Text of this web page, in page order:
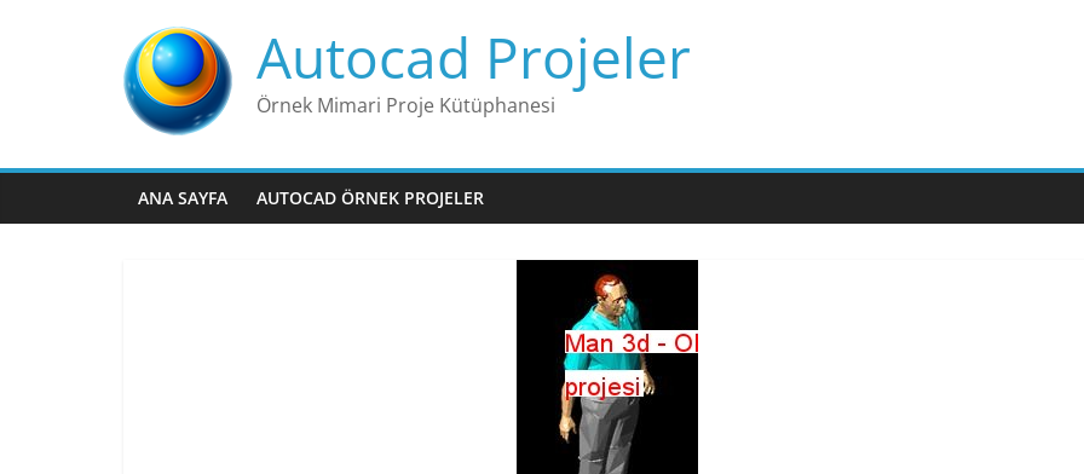
Autocad Projeler
Örnek Mimari Proje Kütüphanesi
ANA SAYFA AUTOCAD ÖRNEK PROJELER